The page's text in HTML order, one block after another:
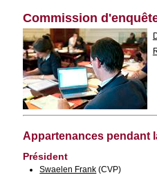
Commission
Appartenances pendant
Président
Swaelen Frank (CVP)